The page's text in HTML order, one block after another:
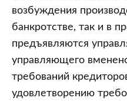
возбуждения
банкротстве, так и в
предъявляются
управляющего
требований
удовлетворению